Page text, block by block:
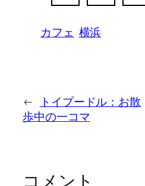
カフェ 横浜
←
トイプードル：お散
歩中の一コマ
コメント